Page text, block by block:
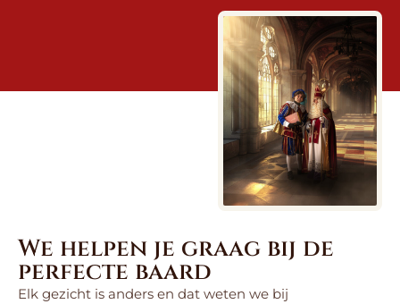
We helpen je graag bij de
perfecte baard
Elk gezicht is anders en dat weten we bij